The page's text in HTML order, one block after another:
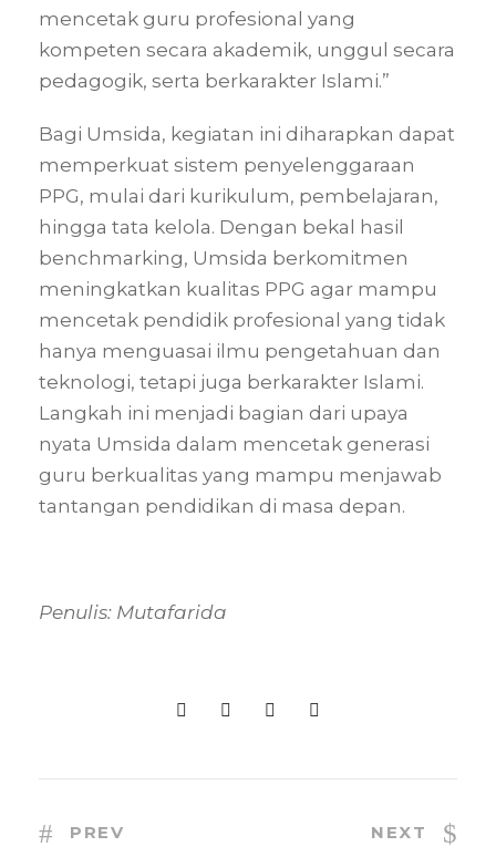
mencetak guru profesional yang
kompeten secara akademik, unggul secara
pedagogik, serta berkarakter Islami.”
Bagi Umsida, kegiatan ini diharapkan dapat
memperkuat sistem penyelenggaraan
PPG, mulai dari kurikulum, pembelajaran,
hingga tata kelola. Dengan bekal hasil
benchmarking, Umsida berkomitmen
meningkatkan kualitas PPG agar mampu
mencetak pendidik profesional yang tidak
hanya menguasai ilmu pengetahuan dan
teknologi, tetapi juga berkarakter Islami.
Langkah ini menjadi bagian dari upaya
nyata Umsida dalam mencetak generasi
guru berkualitas yang mampu menjawab
tantangan pendidikan di masa depan.
Penulis: Mutafarida
PREV NEXT